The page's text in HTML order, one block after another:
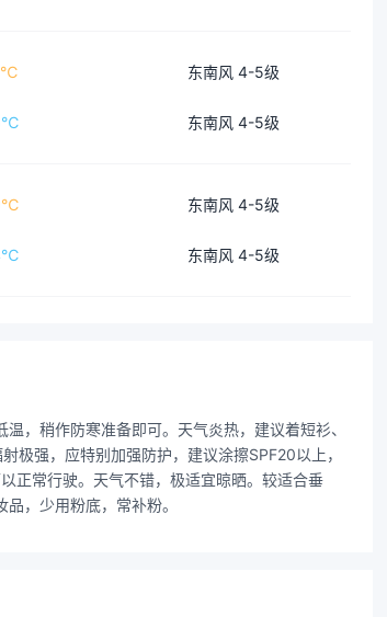
东南风 4-5级
东南风 4-5级
东南风 4-5级
东南风 4-5级
，稍作防寒准备即可。天气炎热，建议着短衫、
极强，应特别加强防护，建议涂擦SPF20以上，
正常行驶。天气不错，极适宜晾晒。较适合垂
，少用粉底，常补粉。